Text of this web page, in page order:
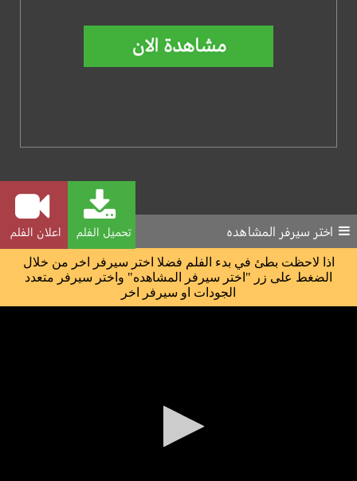
تحميل الفلم اعلان الفلم اختر سيرفر المشاهده
اذا لاحظت بطئ في بدء الفلم فضلا اختر سيرفر اخر من خلال
الضغط على زر "اختر سيرفر المشاهده" واختر سيرفر متعدد
الجودات او سيرفر اخر